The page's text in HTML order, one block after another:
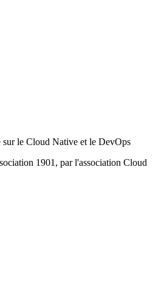
sur le Cloud Native et le DevOps
1901, par l'association Cloud